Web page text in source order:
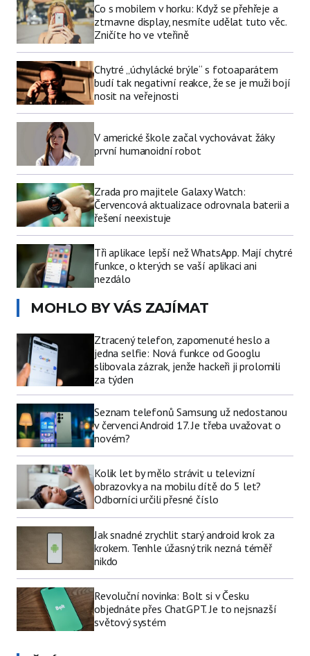
Co s mobilem v horku: Když se přehřeje a
ztmavne display, nesmíte udělat tuto věc.
Zničíte ho ve vteřině
Chytré „úchylácké brýle“ s fotoaparátem
budí tak negativní reakce, že se je muži bojí
nosit na veřejnosti
V americké škole začal vychovávat žáky
první humanoidní robot
Zrada pro majitele Galaxy Watch:
Červencová aktualizace odrovnala baterii a
řešení neexistuje
Tři aplikace lepší než WhatsApp. Mají chytré
funkce, o kterých se vaší aplikaci ani
nezdálo
MOHLO BY VÁS ZAJÍMAT
Ztracený telefon, zapomenuté heslo a
jedna selfie: Nová funkce od Googlu
slibovala zázrak, jenže hackeři ji prolomili
za týden
Seznam telefonů Samsung už nedostanou
v červenci Android 17. Je třeba uvažovat o
novém?
Kolik let by mělo strávit u televizní
obrazovky a na mobilu dítě do 5 let?
Odborníci určili přesné číslo
Jak snadné zrychlit starý android krok za
krokem. Tenhle úžasný trik nezná téměř
nikdo
Revoluční novinka: Bolt si v Česku
objednáte přes ChatGPT. Je to nejsnazší
světový systém